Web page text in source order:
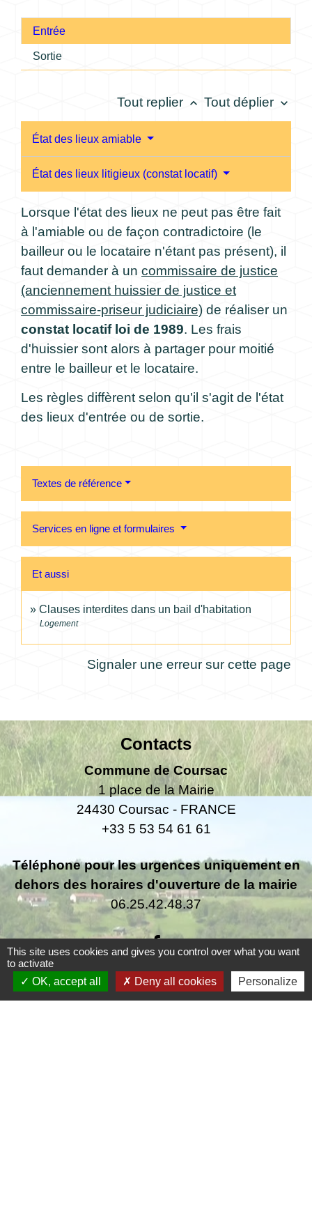
Entrée
Sortie
Tout replier keyboard_arrow_up Tout déplier keyboard_arrow_down
État des lieux amiable
État des lieux litigieux (constat locatif)
Lorsque l'état des lieux ne peut pas être fait
à l'amiable ou de façon contradictoire (le
bailleur ou le locataire n'étant pas présent), il
faut demander à un commissaire de justice
(anciennement huissier de justice et
commissaire-priseur judiciaire) de réaliser un
constat locatif loi de 1989. Les frais
d'huissier sont alors à partager pour moitié
entre le bailleur et le locataire.
Les règles diffèrent selon qu'il s'agit de l'état
des lieux d'entrée ou de sortie.
Textes de référence
Services en ligne et formulaires
Et aussi
Clauses interdites dans un bail d'habitation
Logement
Signaler une erreur sur cette page
Contacts
Commune de Coursac
1 place de la Mairie
24430 Coursac - FRANCE
+33 5 53 54 61 61
Téléphone pour les urgences uniquement en
dehors des horaires d'ouverture de la mairie
06.25.42.48.37
Liens
This site uses cookies and gives you control over what you want
to activate
OK, accept all
Deny all cookies Personalize